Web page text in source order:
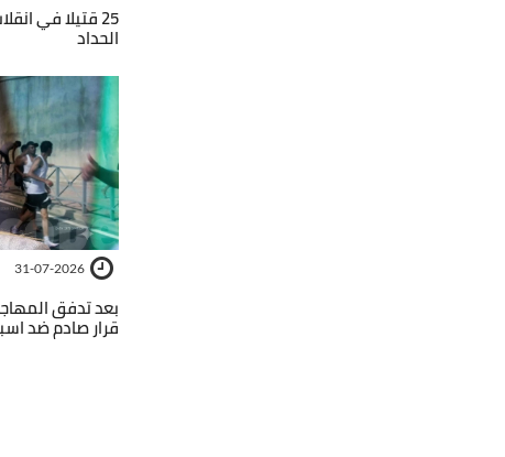
25 قتيلا في
الحداد
31-07-2026
بعد تدفق
قرار صادم ضد